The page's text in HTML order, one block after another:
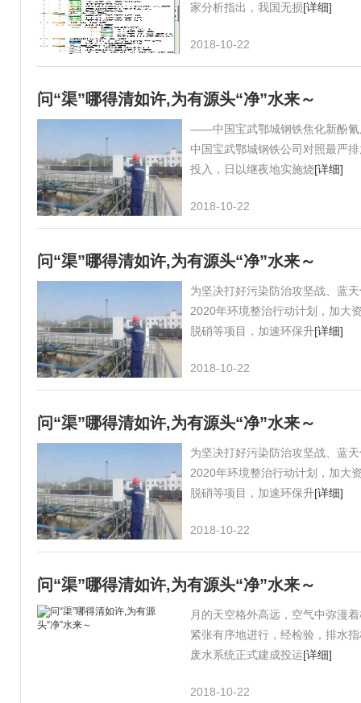
家分析指出，我国无损[详细]
2018-10-22
问“渠”哪得清如许,为有源头“净”水来～
——中国宝武鄂城钢铁焦化新酚氰
中国宝武鄂城钢铁公司对照最严
投入，日以继夜地实施烧[详细]
2018-10-22
问“渠”哪得清如许,为有源头“净”水来～
为坚决打好污染防治攻坚战、蓝
2020年环境整治行动计划，加大
脱硝等项目，加速环保升[详细]
2018-10-22
问“渠”哪得清如许,为有源头“净”水来～
为坚决打好污染防治攻坚战、蓝
2020年环境整治行动计划，加大
脱硝等项目，加速环保升[详细]
2018-10-22
问“渠”哪得清如许,为有源头“净”水来～
月的天空格外高远，空气中弥漫
紧张有序地进行，经检验，排水
废水系统正式建成投运[详细]
2018-10-22